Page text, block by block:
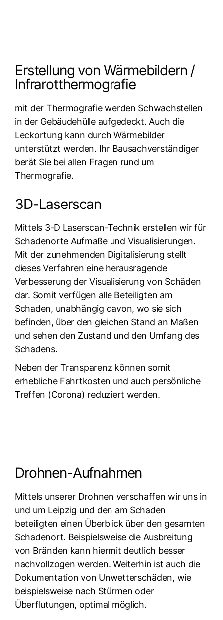
Erstellung von Wärmebildern /
Infrarotthermografie
mit der Thermografie werden Schwachstellen
in der Gebäudehülle aufgedeckt. Auch die
Leckortung kann durch Wärmebilder
unterstützt werden. Ihr Bausachverständiger
berät Sie bei allen Fragen rund um
Thermografie.
3D-Laserscan
Mittels 3-D Laserscan-Technik erstellen wir für
Schadenorte Aufmaße und Visualisierungen.
Mit der zunehmenden Digitalisierung stellt
dieses Verfahren eine herausragende
Verbesserung der Visualisierung von Schäden
dar. Somit verfügen alle Beteiligten am
Schaden, unabhängig davon, wo sie sich
befinden, über den gleichen Stand an Maßen
und sehen den Zustand und den Umfang des
Schadens.
Neben der Transparenz können somit
erhebliche Fahrtkosten und auch persönliche
Treffen (Corona) reduziert werden.
Drohnen-Aufnahmen
Mittels unserer Drohnen verschaffen wir uns in
und um Leipzig und den am Schaden
beteiligten einen Überblick über den gesamten
Schadenort. Beispielsweise die Ausbreitung
von Bränden kann hiermit deutlich besser
nachvollzogen werden. Weiterhin ist auch die
Dokumentation von Unwetterschäden, wie
beispielsweise nach Stürmen oder
Überflutungen, optimal möglich.